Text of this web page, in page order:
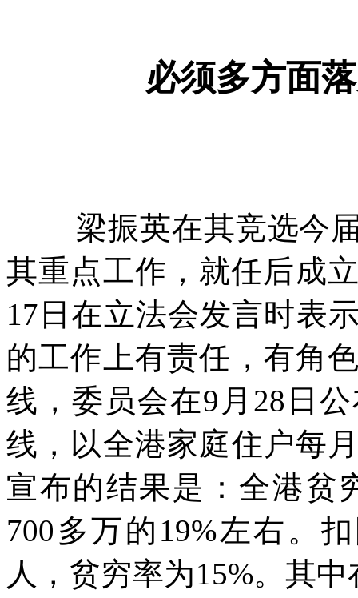
必须多方面
梁振英在其竞选今
其重点工作，就任后成
17 日在立法会发言时表
的工作上有责任，有角
线，委员会在9 月 28 日
线，以全港家庭住户每
宣布的结果是：全港贫
700 多万的 19%左右。
人，贫穷率为15%。其中